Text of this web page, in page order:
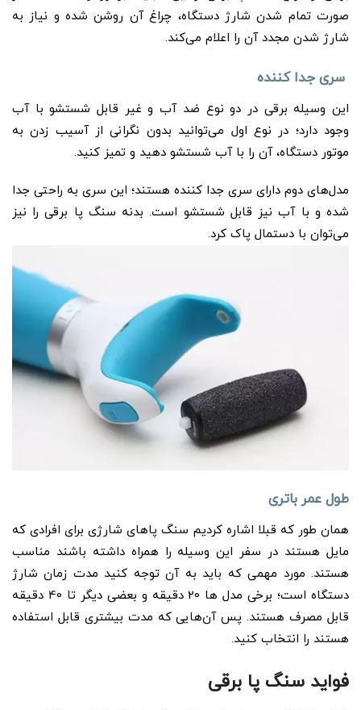
صورت تمام شدن شارژ دستگاه، چراغ آن روشن شده و نیاز به
شارژ شدن مجدد آن را اعلام می‌کند.
سری جدا کننده
این وسیله برقی در دو نوع ضد آب و غیر قابل شستشو با آب
وجود دارد؛ در نوع اول می‌توانید بدون نگرانی از آسیب زدن به
موتور دستگاه، آن را با آب شستشو دهید و تمیز کنید.
مدل‌های دوم دارای سری جدا کننده هستند؛ این سری به راحتی جدا
شده و با آب نیز قابل شستشو است. بدنه سنگ پا برقی را نیز
می‌توان با دستمال پاک کرد.
طول عمر باتری
همان طور که قبلا اشاره کردیم سنگ پاهای شارژی برای افرادی که
مایل هستند در سفر این وسیله را همراه داشته باشند مناسب
هستند. مورد مهمی که باید به آن توجه کنید مدت زمان شارژ
دستگاه است؛ برخی مدل ها 20 دقیقه و بعضی دیگر تا 40 دقیقه
قابل مصرف هستند. پس آن‌هایی که مدت بیشتری قابل استفاده
هستند را انتخاب کنید.
فواید سنگ پا برقی